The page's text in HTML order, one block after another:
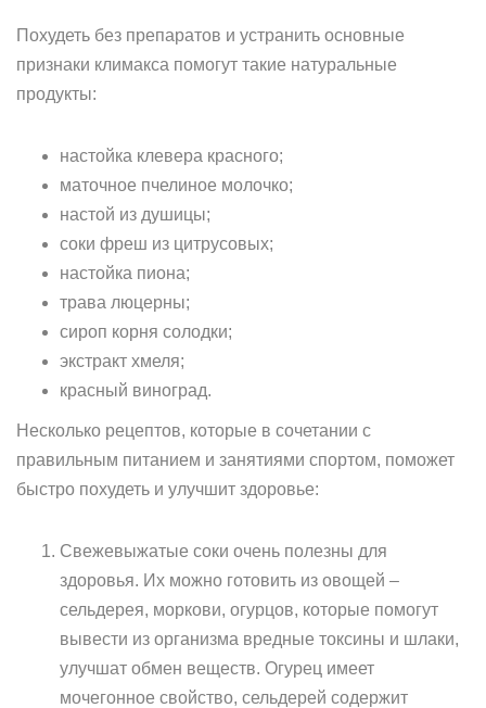
Похудеть без препаратов и устранить основные
признаки климакса помогут такие натуральные
продукты:
настойка клевера красного;
маточное пчелиное молочко;
настой из душицы;
соки фреш из цитрусовых;
настойка пиона;
трава люцерны;
сироп корня солодки;
экстракт хмеля;
красный виноград.
Несколько рецептов, которые в сочетании с
правильным питанием и занятиями спортом, поможет
быстро похудеть и улучшит здоровье:
Свежевыжатые соки очень полезны для
здоровья. Их можно готовить из овощей –
сельдерея, моркови, огурцов, которые помогут
вывести из организма вредные токсины и шлаки,
улучшат обмен веществ. Огурец имеет
мочегонное свойство, сельдерей содержит